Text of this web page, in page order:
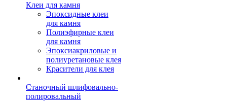
Клеи для камня
Эпоксидные клеи
для камня
Полиэфирные клеи
для камня
Эпоксиакриловые и
полиуретановые клея
Красители для клея
Станочный шлифовально-
полировальный